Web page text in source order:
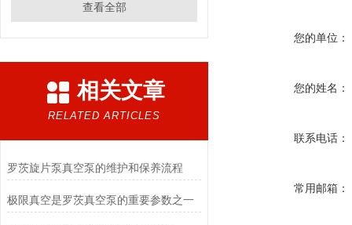
查看全部
相关文章
RELATED ARTICLES
罗茨旋片泵真空泵的维护和保养流程
极限真空是罗茨真空泵的重要参数之一
您的单位：
您的姓名：
联系电话：
常用邮箱：